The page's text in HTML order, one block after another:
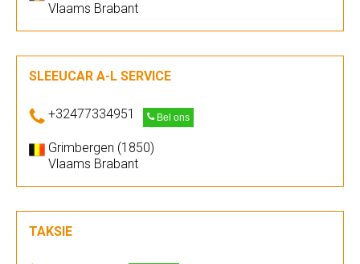
Vlaams Brabant
SLEEUCAR A-L SERVICE
+32477334951 Bel ons
Grimbergen (1850)
Vlaams Brabant
TAKSIE